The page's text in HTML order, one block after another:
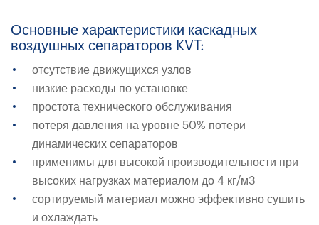
Основные характеристики каскадных
воздушных сепараторов KVT:
отсутствие движущихся узлов
низкие расходы по установке
простота технического обслуживания
потеря давления на уровне 50% потери
динамических сепараторов
применимы для высокой производительности при
высоких нагрузках материалом до 4 кг/м3
сортируемый материал можно эффективно сушить
и охлаждать